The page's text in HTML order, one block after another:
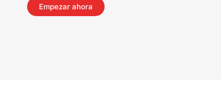
Empezar ahora